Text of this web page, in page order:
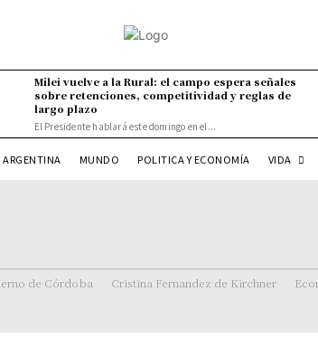
Milei vuelve a la Rural: el campo espera señales
sobre retenciones, competitividad y reglas de
largo plazo
El Presidente hablará este domingo en el...
ARGENTINA MUNDO POLITICA Y ECONOMÍA VIDA
de Córdoba Cristina Fernandez de Kirchner